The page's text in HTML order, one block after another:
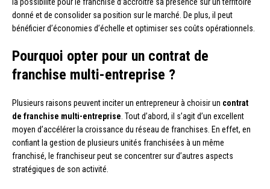
la possibilité pour le franchisé d’accroître sa présence sur un territoire
donné et de consolider sa position sur le marché. De plus, il peut
bénéficier d’économies d’échelle et optimiser ses coûts opérationnels.
Pourquoi opter pour un contrat de
franchise multi-entreprise ?
Plusieurs raisons peuvent inciter un entrepreneur à choisir un contrat
de franchise multi-entreprise. Tout d’abord, il s’agit d’un excellent
moyen d’accélérer la croissance du réseau de franchises. En effet, en
confiant la gestion de plusieurs unités franchisées à un même
franchisé, le franchiseur peut se concentrer sur d’autres aspects
stratégiques de son activité.